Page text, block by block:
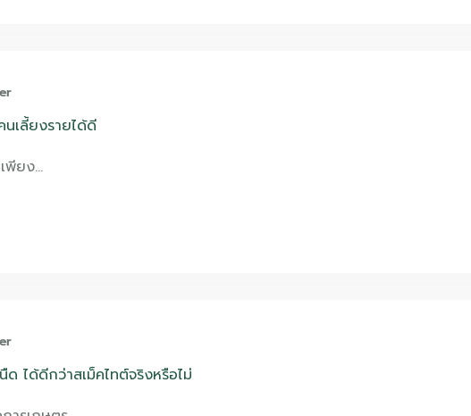
เลี้ยงรายได้ดี
พียง…
ด ได้ดีกว่าสเม็คไทต์จริงหรือไม่